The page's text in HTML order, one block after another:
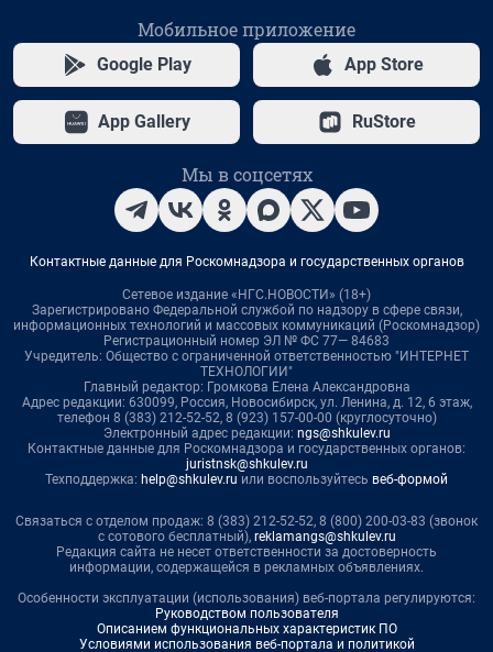
Мобильное приложение
Google Play App Store
App Gallery RuStore
Мы в соцсетях
Контактные данные для Роскомнадзора и государственных органов
Сетевое издание «НГС.НОВОСТИ» (18+)
Зарегистрировано Федеральной службой по надзору в сфере связи,
информационных технологий и массовых коммуникаций (Роскомнадзор)
Регистрационный номер ЭЛ № ФС 77— 84683
Учредитель: Общество с ограниченной ответственностью "ИНТЕРНЕТ
ТЕХНОЛОГИИ"
Главный редактор: Громкова Елена Александровна
Адрес редакции: 630099, Россия, Новосибирск, ул. Ленина, д. 12, 6 этаж,
телефон 8 (383) 212-52-52, 8 (923) 157-00-00 (круглосуточно)
Электронный адрес редакции: ngs@shkulev.ru
Контактные данные для Роскомнадзора и государственных органов:
juristnsk@shkulev.ru
Техподдержка: help@shkulev.ru или воспользуйтесь веб-формой
Связаться с отделом продаж: 8 (383) 212-52-52, 8 (800) 200-03-83 (звонок
с сотового бесплатный), reklamangs@shkulev.ru
Редакция сайта не несет ответственности за достоверность
информации, содержащейся в рекламных объявлениях.
Особенности эксплуатации (использования) веб-портала регулируются:
Руководством пользователя
Описанием функциональных характеристик ПО
Условиями использования веб-портала и политикой